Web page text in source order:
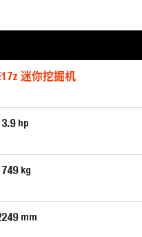
迷你挖掘机
hp
kg
mm